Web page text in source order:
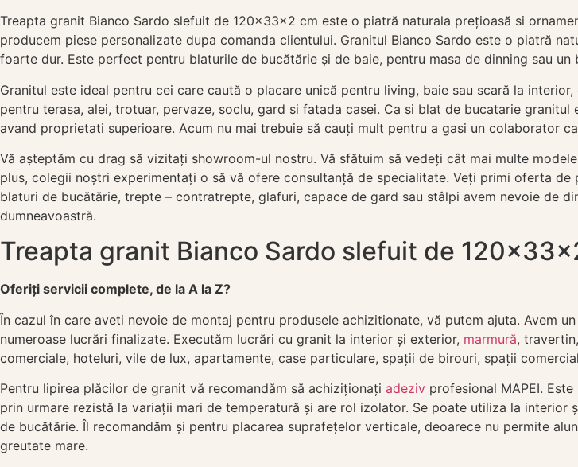
Treapta granit Bianco Sardo slefuit de 120x33x2 cm este o piatră naturala prețioasă si
producem piese personalizate dupa comanda clientului. Granitul Bianco Sardo este o piatră
foarte dur. Este perfect pentru blaturile de bucătărie și de baie, pentru masa de dinning sau un
Granitul este ideal pentru cei care caută o placare unică pentru living, baie sau scară la
pentru terasa, alei, trotuar, pervaze, soclu, gard si fatada casei. Ca si blat de bucatarie
avand proprietati superioare. Acum nu mai trebuie să cauți mult pentru a gasi un colaborator
Vă așteptăm cu drag să vizitați showroom-ul nostru. Vă sfătuim să vedeți cât mai multe
plus, colegii noștri experimentați o să vă ofere consultanță de specialitate. Veți primi oferta
blaturi de bucătărie, trepte – contratrepte, glafuri, capace de gard sau stâlpi avem nevoie de
dumneavoastră.
Treapta granit Bianco Sardo slefuit de
Oferiți servicii complete, de la A la Z?
În cazul în care aveti nevoie de montaj pentru produsele achizitionate, vă putem ajuta. Avem
numeroase lucrări finalizate. Executăm lucrări cu granit la interior și exterior, marmură,
comerciale, hoteluri, vile de lux, apartamente, case particulare, spații de birouri, spații
Pentru lipirea plăcilor de granit vă recomandăm să achiziționați adeziv profesional MAPEI.
prin urmare rezistă la variații mari de temperatură și are rol izolator. Se poate utiliza la
de bucătărie. Îl recomandăm și pentru placarea suprafețelor verticale, deoarece nu permite
greutate mare.